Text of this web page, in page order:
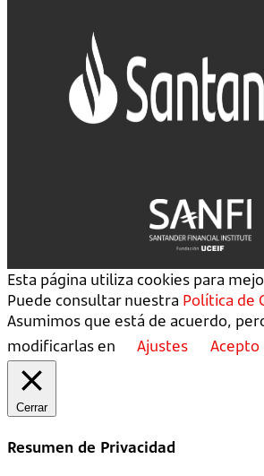
Esta página utiliza cookies para
Puede consultar nuestra Política de
Asumimos que está de acuerdo,
modificarlas en
Ajustes Acepto
Cerrar
Resumen de Privacidad